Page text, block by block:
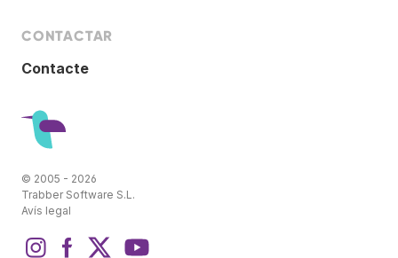
CONTACTAR
Contacte
© 2005 - 2026
Trabber Software S.L.
Avís legal